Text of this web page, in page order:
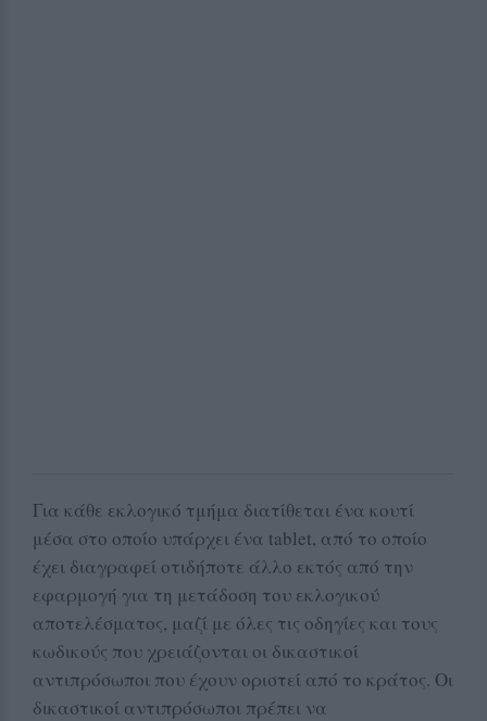
Για κάθε εκλογικό τμήμα διατίθεται ένα κουτί
μέσα στο οποίο υπάρχει ένα tablet, από το οποίο
έχει διαγραφεί οτιδήποτε άλλο εκτός από την
εφαρμογή για τη μετάδοση του εκλογικού
αποτελέσματος, μαζί με όλες τις οδηγίες και τους
κωδικούς που χρειάζονται οι δικαστικοί
αντιπρόσωποι που έχουν οριστεί από το κράτος. Οι
δικαστικοί αντιπρόσωποι πρέπει να